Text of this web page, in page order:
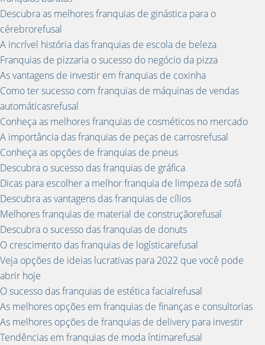
Descubra as melhores franquias de ginástica para o
cérebrorefusal
A incrível história das franquias de escola de beleza
Franquias de pizzaria o sucesso do negócio da pizza
As vantagens de investir em franquias de coxinha
Como ter sucesso com franquias de máquinas de vendas
automáticasrefusal
Conheça as melhores franquias de cosméticos no mercado
A importância das franquias de peças de carrosrefusal
Conheça as opções de franquias de pneus
Descubra o sucesso das franquias de gráfica
Dicas para escolher a melhor franquia de limpeza de sofá
Descubra as vantagens das franquias de cílios
Melhores franquias de material de construçãorefusal
Descubra o sucesso das franquias de donuts
O crescimento das franquias de logísticarefusal
Veja opções de ideias lucrativas para 2022 que você pode
abrir hoje
O sucesso das franquias de estética facialrefusal
As melhores opções em franquias de finanças e consultorias
As melhores opções de franquias de delivery para investir
Tendências em franquias de moda íntimarefusal